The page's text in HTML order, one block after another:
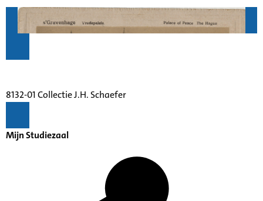
8132-01 Collectie J.H. Schaefer
Mijn Studiezaal